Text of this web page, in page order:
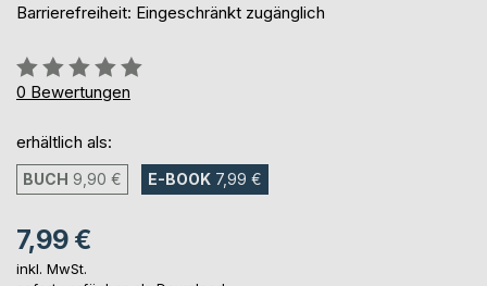
Barrierefreiheit: Eingeschränkt zugänglich
Bewertung::
0%
0 Bewertungen
erhältlich als:
BUCH 9,90 € E-BOOK 7,99 €
7,99 €
inkl. MwSt.